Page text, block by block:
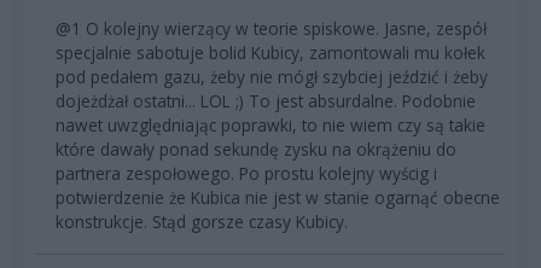
@1 O kolejny wierzący w teorie spiskowe. Jasne, zespół
specjalnie sabotuje bolid Kubicy, zamontowali mu kołek
pod pedałem gazu, żeby nie mógł szybciej jeździć i żeby
dojeżdżał ostatni... LOL ;) To jest absurdalne. Podobnie
nawet uwzględniając poprawki, to nie wiem czy są takie
które dawały ponad sekundę zysku na okrążeniu do
partnera zespołowego. Po prostu kolejny wyścig i
potwierdzenie że Kubica nie jest w stanie ogarnąć obecne
konstrukcje. Stąd gorsze czasy Kubicy.